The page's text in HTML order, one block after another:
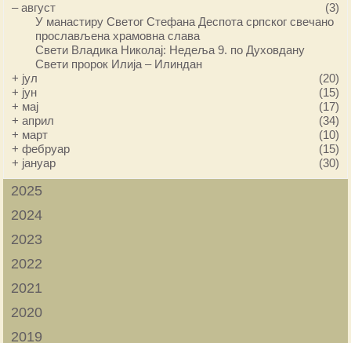
–август
(3)
У манастиру Светог Стефана Деспота српског свечано
прослављена храмовна слава
Свети Владика Николај: Недеља 9. по Духовдану
Свети пророк Илија – Илиндан
+ јул
(20)
+ јун
(15)
+ мај
(17)
+април
(34)
+ март
(10)
+фебруар
(15)
+ јануар (30)
2025
2024
2023
2022
2021
2020
2019